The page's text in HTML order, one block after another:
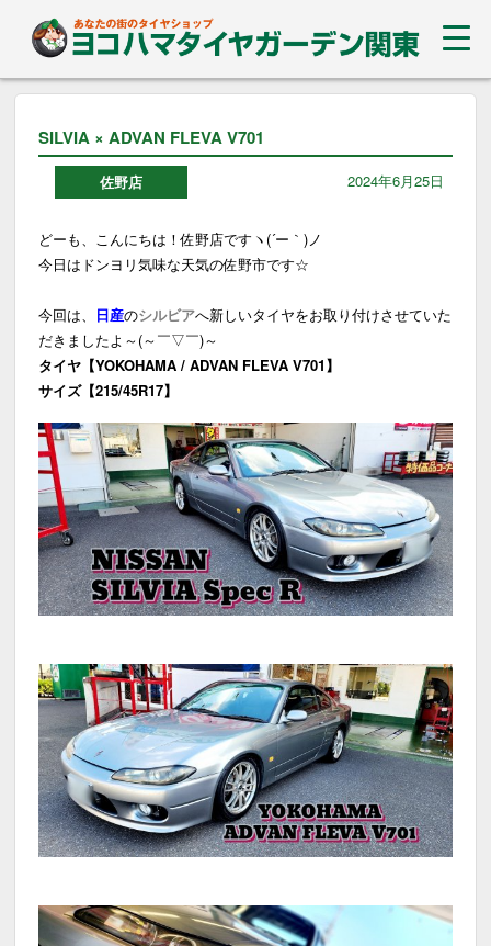
SILVIA × ADVAN FLEVA V701
佐野店 2024年6月25日
どーも、こんにちは！佐野店ですヽ(´ー｀)ノ
今日はドンヨリ気味な天気の佐野市です☆
今回は、 日産のシルビアへ新しいタイヤをお取り付けさせていた
だきましたよ～(～￣▽￣)～
タイヤ【YOKOHAMA / ADVAN FLEVA V701】
サイズ【215/45R17】